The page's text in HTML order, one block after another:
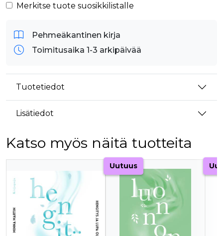
Merkitse tuote suosikkilistalle
Pehmeäkantinen kirja
Toimitusaika 1-3 arkipäivää
Tuotetiedot
Lisätiedot
Katso myös näitä tuotteita
Tuoteluettelon alku
Uutuus